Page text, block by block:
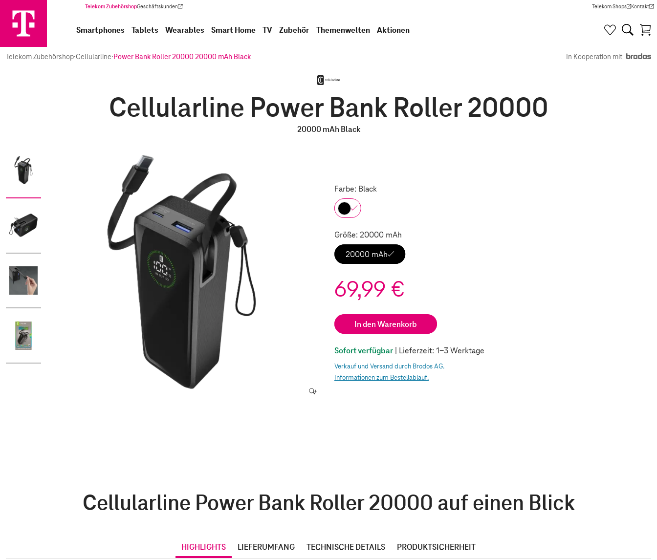
Telekom ZubehörshopGeschäftskunden
(Wird in einem neuen Tab geöffnet) Telekom Shops
(Wird in einem neuen Tab
Kontakt
(Wird in
Smartphones Tablets Wearables Smart Home TV Zubehör Themenwelten Aktionen
Telekom Zubehörshop·Cellularline·Power Bank Roller 20000 20000 mAh Black In Kooperation mit
Cellularline Power Bank Roller 20000
20000 mAh Black
Farbe: Black
Größe: 20000 mAh
20000 mAh
69,99 €
In den Warenkorb
Sofort verfügbar | Lieferzeit: 1-3 Werktage
Verkauf und Versand durch Brodos AG.
Informationen zum Bestellablauf.
Cellularline Power Bank Roller 20000 auf einen Blick
HIGHLIGHTS LIEFERUMFANG TECHNISCHE DETAILS PRODUKTSICHERHEIT